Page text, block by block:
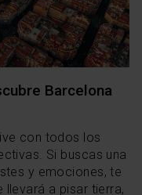
Barcelona
con todos los
Si buscas una
y emociones, te
llevará a pisar tierra,